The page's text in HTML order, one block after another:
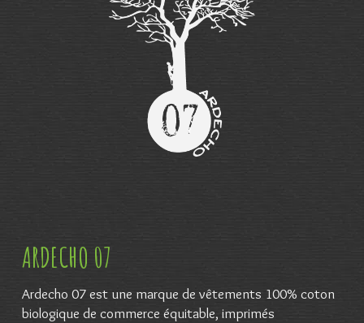
ARDECHO 07
Ardecho 07 est une marque de vêtements 100% coton
biologique de commerce équitable, imprimés